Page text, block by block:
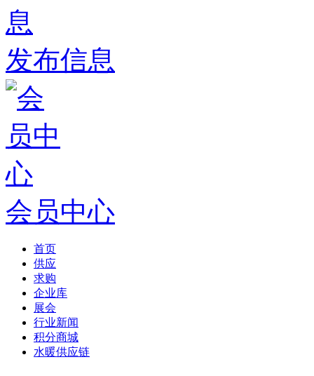
发布信息
会员中心
首页
供应
求购
企业库
展会
行业新闻
积分商城
水暖供应链